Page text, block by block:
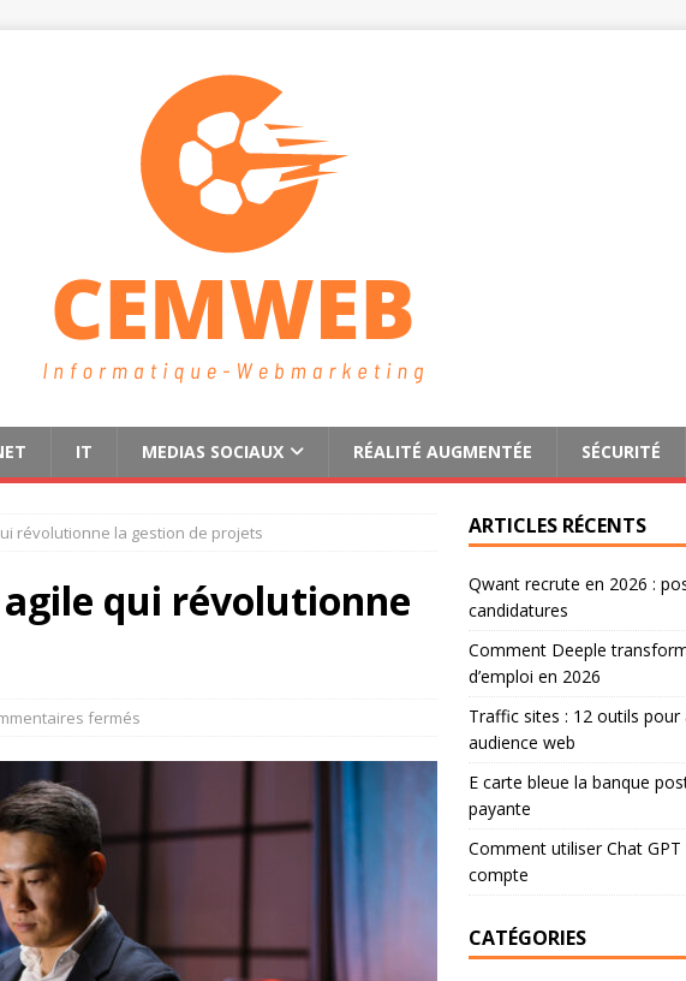
IT MEDIAS SOCIAUX RÉALITÉ AUGMENTÉE SÉCURITÉ
révolutionne la gestion de projets
qui révolutionne
fermés
ARTICLES RÉCENTS
Qwant recrute en 2026 :
candidatures
Comment Deeple
d’emploi en 2026
Traffic sites : 12 outils pour
audience web
E carte bleue la banque
payante
Comment utiliser Chat
compte
CATÉGORIES